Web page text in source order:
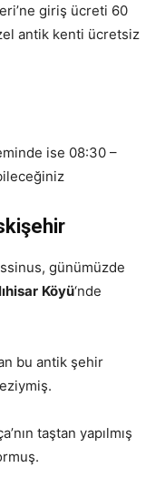
giriş ücreti 60
antik kenti ücretsiz
ise 08:30 –
günümüzde
Köyü‘nde
bu antik şehir
taştan yapılmış